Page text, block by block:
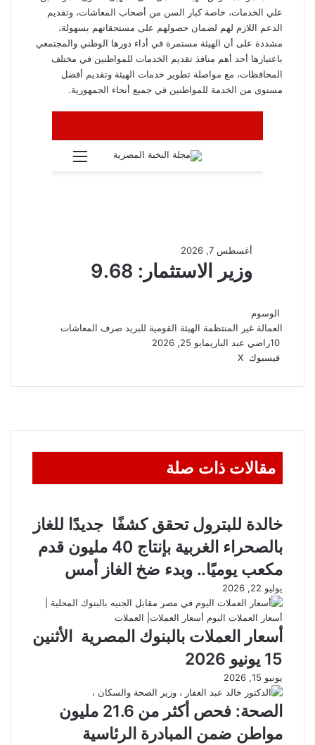
علي الخدمات، خاصة كبار السن من أصحاب المعاشات، وتقديم
الدعم اللازم لهم لضمان حصولهم على مستحقاتهم بسهولة،
مشددة على أن الهيئة مستمرة في أداء دورها الوطني والمجتمعي
باعتبارها أحد أهم منافذ تقديم الخدمات للمواطنين في مختلف
المحافظات، مع مواصلة تطوير خدمات الهيئة وتقديم أفضل
مستوى من الخدمة للمواطنين في جميع أنحاء الجمهورية.
الوسوم
العمالة غير المنتظمة الهيئة القومية للبريد صرف المعاشات
راضي عبد الباريمايو 25, 2026
فيسبوك ‫X
البريد
مقالات ذات صلة
خالدة للبترول تحقق كشفًا جديدًا للغاز
بالصحراء الغربية بإنتاج 40 مليون قدم
مكعب يوميًا.. وبدء ضخ الغاز أمس
يوليو 22, 2026
أسعار العملات بالبنوك المصرية الأثنين
15 يونيو 2026
يونيو 15, 2026
الصحة: فحص أكثر من 21.6 مليون
مواطن ضمن المبادرة الرئاسية